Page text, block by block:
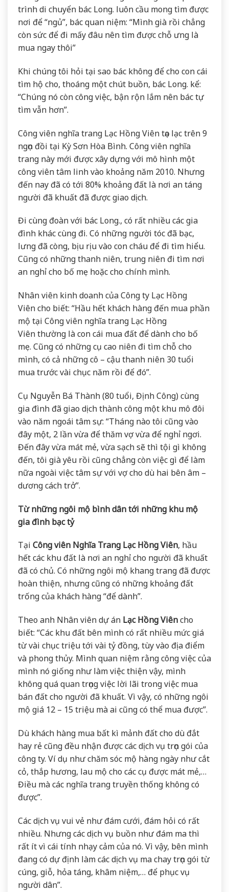
trình di chuyển bác Long. luôn cầu mong tìm được
nơi để “ngủ”, bác quan niệm: “Mình già rồi chẳng
còn sức để đi mấy đâu nên tìm được chỗ ưng là
mua ngay thôi”
Khi chúng tôi hỏi tại sao bác không để cho con cái
tìm hộ cho, thoáng một chút buồn, bác Long. kể:
“Chúng nó còn công việc, bận rộn lắm nên bác tự
tìm vẫn hơn”.
Công viên nghĩa trang Lạc Hồng Viên tọa lạc trên 9
ngọn đồi tại Kỳ Sơn Hòa Bình. Công viên nghĩa
trang này mới được xây dựng với mô hình một
công viên tâm linh vào khoảng năm 2010. Nhưng
đến nay đã có tới 80% khoảng đất là nơi an táng
người đã khuất đã được giao dịch.
Đi cùng đoàn với bác Long., có rất nhiều các gia
đình khác cùng đi. Có những người tóc đã bạc,
lưng đã còng, bịu rịu vào con cháu để đi tìm hiểu.
Cũng có những thanh niên, trung niên đi tìm nơi
an nghỉ cho bố mẹ hoặc cho chính mình.
Nhân viên kinh doanh của Công ty Lạc Hồng
Viên cho biết: “Hầu hết khách hàng đến mua phần
mộ tại Công viên nghĩa trang Lạc Hồng
Viên thường là con cái mua đất để dành cho bố
mẹ. Cũng có những cụ cao niên đi tìm chỗ cho
mình, có cả những cô – cậu thanh niên 30 tuổi
mua trước vài chục năm rồi để đó”.
Cụ Nguyễn Bá Thành (80 tuổi, Định Công) cùng
gia đình đã giao dịch thành công một khu mô đôi
vào năm ngoái tâm sự: “Tháng nào tôi cũng vào
đây một, 2 lần vừa để thăm vợ vừa để nghỉ ngơi.
Đến đây vừa mát mẻ, vừa sạch sẽ thì tội gì không
đến, tôi già yêu rồi cũng chẳng còn việc gì để làm
nữa ngoài việc tâm sự với vợ cho dù hai bên âm –
dương cách trở”.
Từ những ngôi mộ bình dân tới những khu mộ
gia đình bạc tỷ
Tại Công viên Nghĩa Trang Lạc Hồng Viên, hầu
hết các khu đất là nơi an nghỉ cho người đã khuất
đã có chủ. Có những ngôi mộ khang trang đã được
hoàn thiện, nhưng cũng có những khoảng đất
trống của khách hàng “để dành”.
Theo anh Nhân viên dự án Lạc Hồng Viêncho
biết: “Các khu đất bên mình có rất nhiều mức giá
từ vài chục triệu tới vài tỷ đồng, tùy vào địa điểm
và phong thủy. Mình quan niệm rằng công việc của
mình nó giống như làm việc thiện vậy, mình
không quá quan trọng việc lời lãi trong việc mua
bán đất cho người đã khuất. Vì vậy, có những ngôi
mộ giá 12 – 15 triệu mà ai cũng có thể mua được”.
Dù khách hàng mua bất kì mảnh đất cho dù đắt
hay rẻ cũng đều nhận được các dịch vụ trọn gói của
công ty. Ví dụ như chăm sóc mộ hàng ngày như cắt
cỏ, thắp hương, lau mộ cho các cụ được mát mẻ,…
Điều mà các nghĩa trang truyền thống không có
được”.
Các dịch vụ vui vẻ như đám cưới, đám hỏi có rất
nhiều. Nhưng các dịch vụ buồn như đám ma thì
rất ít vì cái tính nhạy cảm của nó. Vì vậy, bên mình
đang có dự định làm các dịch vụ ma chay trọn gói từ
cúng, giỗ, hỏa táng, khâm niệm,… để phục vụ
người dân”.